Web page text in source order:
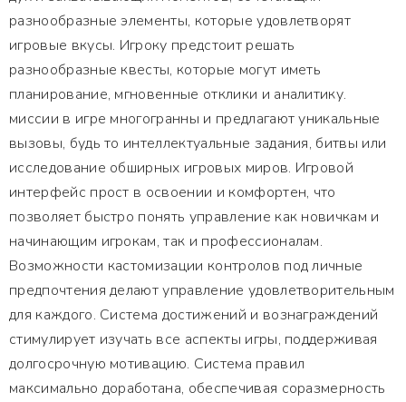
разнообразные элементы, которые удовлетворят
игровые вкусы. Игроку предстоит решать
разнообразные квесты, которые могут иметь
планирование, мгновенные отклики и аналитику.
миссии в игре многогранны и предлагают уникальные
вызовы, будь то интеллектуальные задания, битвы или
исследование обширных игровых миров. Игровой
интерфейс прост в освоении и комфортен, что
позволяет быстро понять управление как новичкам и
начинающим игрокам, так и профессионалам.
Возможности кастомизации контролов под личные
предпочтения делают управление удовлетворительным
для каждого. Система достижений и вознаграждений
стимулирует изучать все аспекты игры, поддерживая
долгосрочную мотивацию. Система правил
максимально доработана, обеспечивая соразмерность